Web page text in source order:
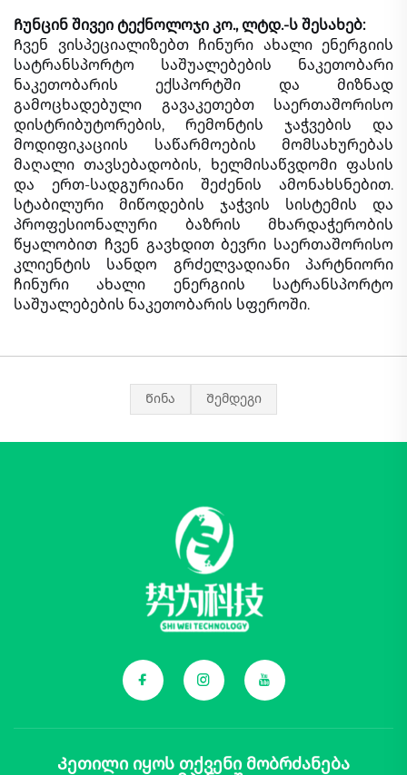
Ჩუნცინ შივეი ტექნოლოჯი კო., ლტდ.-ს შესახებ:
Ჩვენ ვისპეციალიზებთ ჩინური ახალი ენერგიის
სატრანსპორტო საშუალებების ნაკეთობარი
ნაკეთობარის ექსპორტში და მიზნად
გამოცხადებული გავაკეთებთ საერთაშორისო
დისტრიბუტორების, რემონტის ჯაჭვების და
მოდიფიკაციის საწარმოების მომსახურებას
მაღალი თავსებადობის, ხელმისაწვდომი ფასის
და ერთ-სადგურიანი შეძენის ამონახსნებით.
სტაბილური მიწოდების ჯაჭვის სისტემის და
პროფესიონალური ბაზრის მხარდაჭერობის
წყალობით ჩვენ გავხდით ბევრი საერთაშორისო
კლიენტის სანდო გრძელვადიანი პარტნიორი
ჩინური ახალი ენერგიის სატრანსპორტო
საშუალებების ნაკეთობარის სფეროში.
Წინა Შემდეგი
Კეთილი იყოს თქვენი მობრძანება